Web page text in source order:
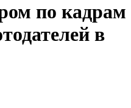
по кадрам
в